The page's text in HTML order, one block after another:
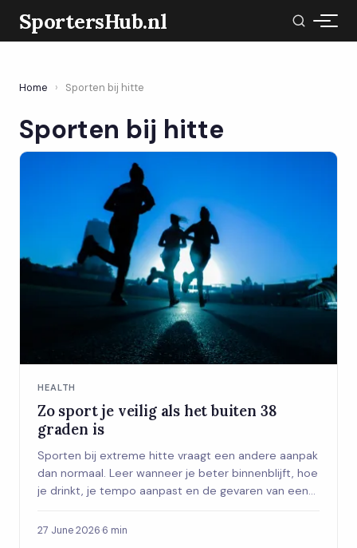
SportersHub.nl
Home › Sporten bij hitte
Sporten bij hitte
HEALTH
Zo sport je veilig als het buiten 38
graden is
Sporten bij extreme hitte vraagt een andere aanpak
dan normaal. Leer wanneer je beter binnenblijft, hoe
je drinkt, je tempo aanpast en de gevaren van een
27 June 2026·6 min